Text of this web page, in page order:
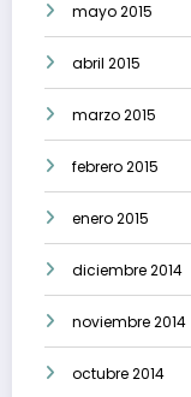
mayo 2015
abril 2015
marzo 2015
febrero 2015
enero 2015
diciembre 2014
noviembre 2014
octubre 2014